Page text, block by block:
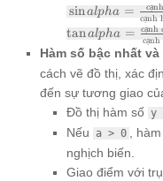
\sin alpha =
đối}}
{\text{cạnh
huyền}}
sinalpha =
cạnh
cạnh
tanalpha =
cạnh
cạnh
Hàm số bậc nhất
cách vẽ đồ thị, xác
đến sự tương giao
Đồ thị hàm số y
Nếu
a > 0 ,
nghịch biến.
Giao điểm với